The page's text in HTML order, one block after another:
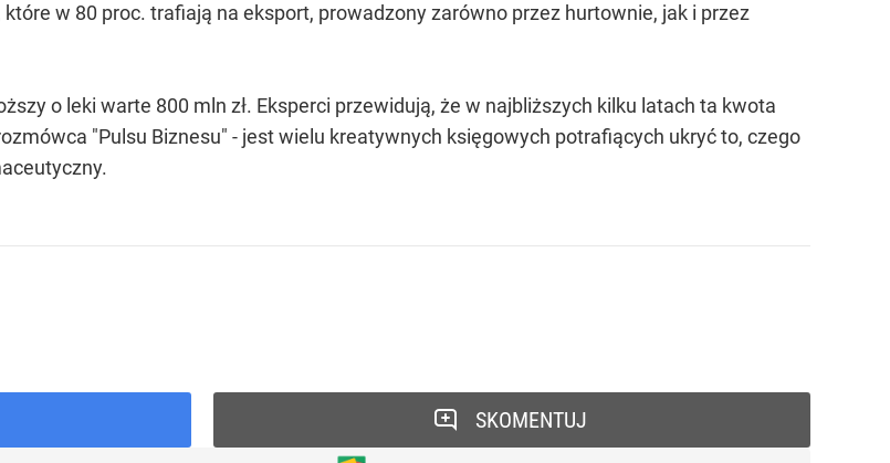
w 80 proc. trafiają na eksport, prowadzony zarówno przez hurtownie, jak i przez
o leki warte 800 mln zł. Eksperci przewidują, że w najbliższych kilku latach ta kwota
"Pulsu Biznesu" - jest wielu kreatywnych księgowych potrafiących ukryć to, czego
SKOMENTUJ